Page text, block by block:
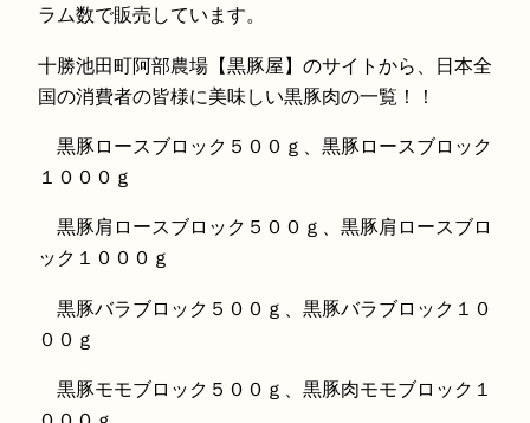
ラム数で販売しています。
十勝池田町阿部農場【黒豚屋】のサイトから、日本全
国の消費者の皆様に美味しい黒豚肉の一覧！！
黒豚ロースブロック５００ｇ、黒豚ロースブロック
１０００ｇ
黒豚肩ロースブロック５００ｇ、黒豚肩ロースブロ
ック１０００ｇ
黒豚バラブロック５００ｇ、黒豚バラブロック１０
００ｇ
黒豚モモブロック５００ｇ、黒豚肉モモブロック１